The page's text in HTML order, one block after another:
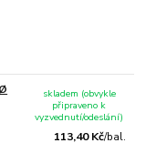
113,40 Kč/bal.
skladem (obvykle
připraveno k
vyzvednutí/odeslání)